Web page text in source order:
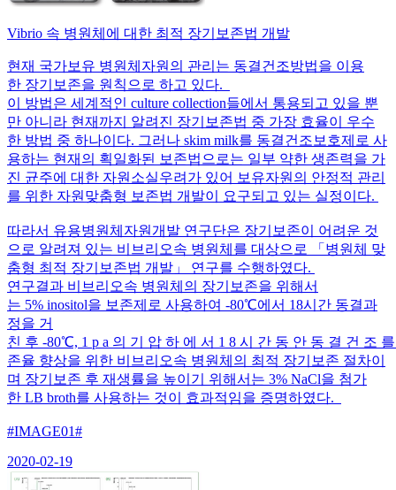
Vibrio 속 병원체에 대한 최적 장기보존법 개발
현재 국가보유 병원체자원의 관리는 동결건조방법을 이용
한 장기보존을 원칙으로 하고 있다.
이 방법은 세계적인 culture collection들에서 통용되고 있을 뿐
만 아니라 현재까지 알려진 장기보존법 중 가장 효율이 우수
한 방법 중 하나이다. 그러나 skim milk를 동결건조보호제로 사
용하는 현재의 획일화된 보존법으로는 일부 약한 생존력을 가
진 균주에 대한 자원소실우려가 있어 보유자원의 안정적 관리
를 위한 자원맞춤형 보존법 개발이 요구되고 있는 실정이다.
따라서 유용병원체자원개발 연구단은 장기보존이 어려운 것
으로 알려져 있는 비브리오속 병원체를 대상으로 「병원체 맞
춤형 최적 장기보존법 개발」 연구를 수행하였다.
연구결과 비브리오속 병원체의 장기보존을 위해서
는 5% inositol을 보존제로 사용하여 -80℃에서 18시간 동결과
정을 거
친 후 -80℃, 1 p a 의 기 압 하 에 서 1 8 시 간 동 안 동 결 건 조
존율 향상을 위한 비브리오속 병원체의 최적 장기보존 절차이
며 장기보존 후 재생률을 높이기 위해서는 3% NaCl을 첨가
한 LB broth를 사용하는 것이 효과적임을 증명하였다.
#IMAGE01#
2020-02-19